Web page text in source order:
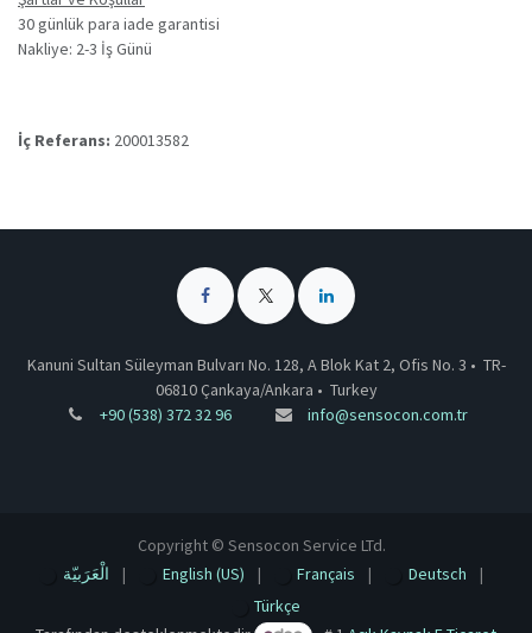
30 günlük para iade garantisi
Nakliye: 2-3 İş Günü
İç Referans: 200013582
Kanuni Sultan Süleyman Bulvarı No. 128, A Blok Kat 2, Ofis No. 3 • TR-
06810 Çankaya/Ankara • Turkey
+90 (538) 372 32 96
info@sensocon.com.tr
Copyright © Sensocon Service LTd.
الْعَرَبيّة
| English (US) | Français | Deutsch
|
Türkçe